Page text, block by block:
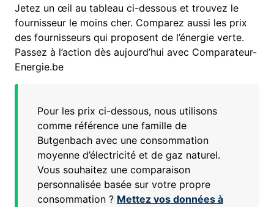
Jetez un œil au tableau ci-dessous et trouvez le
fournisseur le moins cher. Comparez aussi les prix
des fournisseurs qui proposent de l’énergie verte.
Passez à l’action dès aujourd’hui avec Comparateur-
Energie.be
Pour les prix ci-dessous, nous utilisons
comme référence une famille de
Butgenbach avec une consommation
moyenne d’électricité et de gaz naturel.
Vous souhaitez une comparaison
personnalisée basée sur votre propre
consommation ? Mettez vos données à